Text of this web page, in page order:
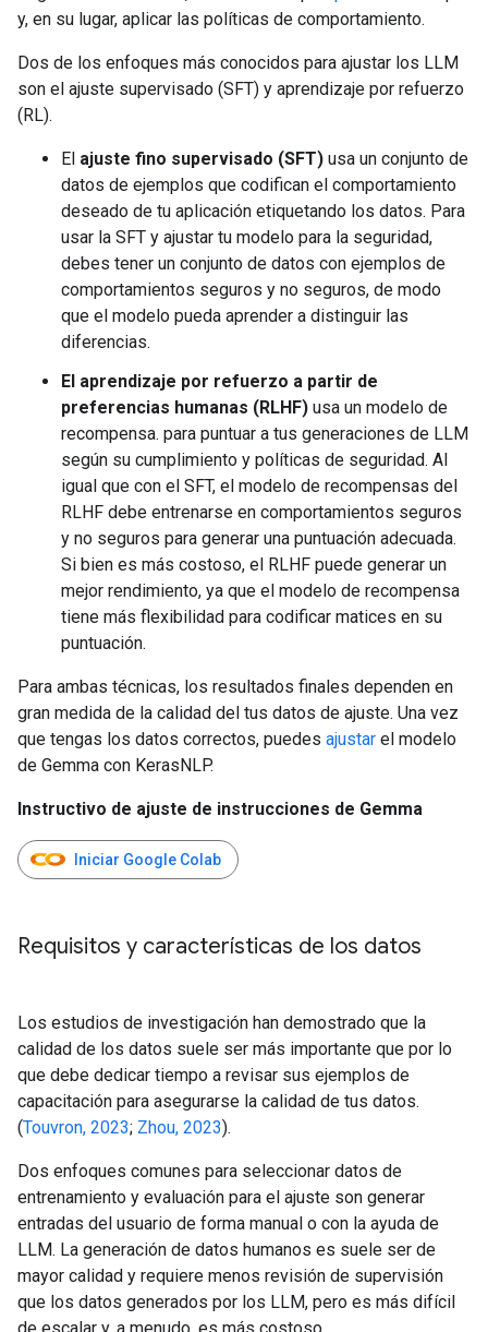
y, en su lugar, aplicar las políticas de comportamiento.
Dos de los enfoques más conocidos para ajustar los LLM
son el ajuste supervisado (SFT) y aprendizaje por refuerzo
(RL).
El ajuste fino supervisado (SFT) usa un conjunto de
datos de ejemplos que codifican el comportamiento
deseado de tu aplicación etiquetando los datos. Para
usar la SFT y ajustar tu modelo para la seguridad,
debes tener un conjunto de datos con ejemplos de
comportamientos seguros y no seguros, de modo
que el modelo pueda aprender a distinguir las
diferencias.
El aprendizaje por refuerzo a partir de
preferencias humanas (RLHF) usa un modelo de
recompensa. para puntuar a tus generaciones de LLM
según su cumplimiento y políticas de seguridad. Al
igual que con el SFT, el modelo de recompensas del
RLHF debe entrenarse en comportamientos seguros
y no seguros para generar una puntuación adecuada.
Si bien es más costoso, el RLHF puede generar un
mejor rendimiento, ya que el modelo de recompensa
tiene más flexibilidad para codificar matices en su
puntuación.
Para ambas técnicas, los resultados finales dependen en
gran medida de la calidad del tus datos de ajuste. Una vez
que tengas los datos correctos, puedes ajustar el modelo
de Gemma con KerasNLP.
Instructivo de ajuste de instrucciones de Gemma
Iniciar Google Colab
Requisitos y características de los datos
Los estudios de investigación han demostrado que la
calidad de los datos suele ser más importante que por lo
que debe dedicar tiempo a revisar sus ejemplos de
capacitación para asegurarse la calidad de tus datos.
(Touvron, 2023; Zhou, 2023).
Dos enfoques comunes para seleccionar datos de
entrenamiento y evaluación para el ajuste son generar
entradas del usuario de forma manual o con la ayuda de
LLM. La generación de datos humanos es suele ser de
mayor calidad y requiere menos revisión de supervisión
que los datos generados por los LLM, pero es más difícil